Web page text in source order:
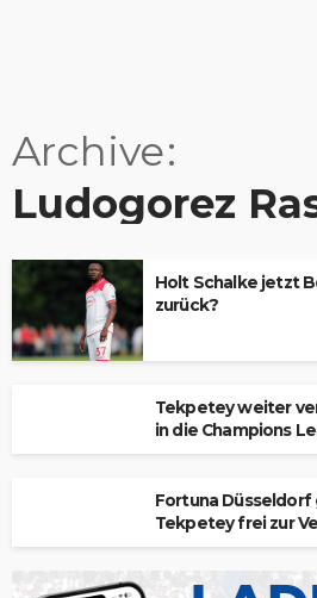
Archive
Ludogorez
Holt Schalke jetzt
zurück?
Tekpetey weiter
in die Champions
Fortuna
Tekpetey frei zur